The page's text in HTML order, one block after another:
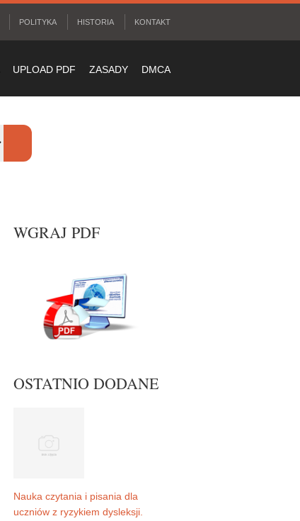
POLITYKA HISTORIA KONTAKT
UPLOAD PDF ZASADY DMCA
WGRAJ PDF
OSTATNIO DODANE
Nauka czytania i pisania dla
uczniów z ryzykiem dysleksji.